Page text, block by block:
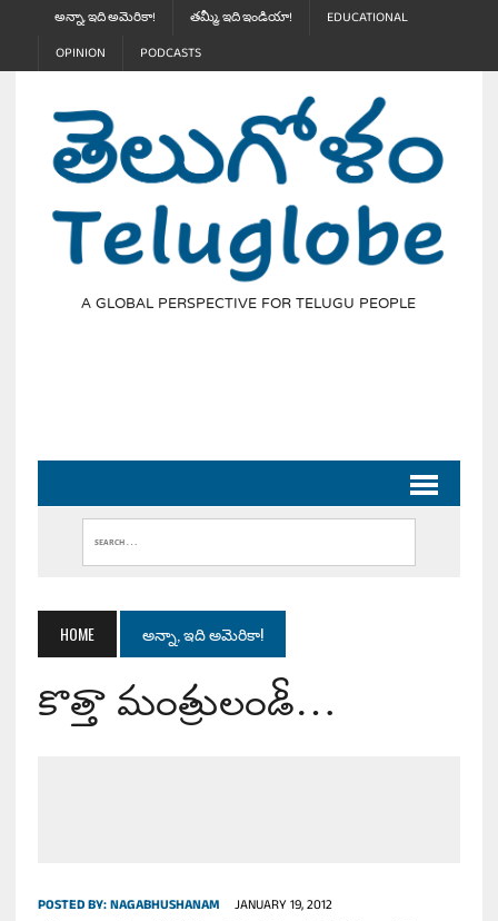
అన్నా, ఇది అమెరికా! తమ్మీ, ఇది ఇండియా!
EDUCATIONAL
OPINION
PODCASTS
A GLOBAL PERSPECTIVE FOR TELUGU PEOPLE
HOME అన్నా, ఇది అమెరికా!
కొత్తా మంత్రులండీ…
POSTED BY:NAGABHUSHANAM JANUARY 19, 2012